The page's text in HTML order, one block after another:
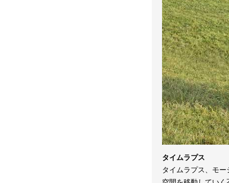
タイムラプス
タイムラプス、モ